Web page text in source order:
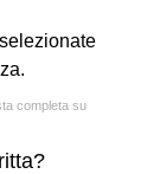
completa su